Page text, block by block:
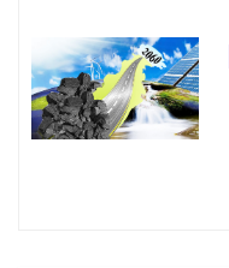
п
и